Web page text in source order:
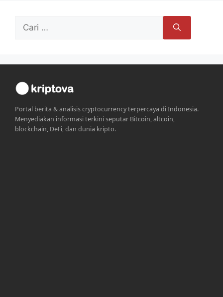
untuk:
Portal berita & analisis cryptocurrency terpercaya di Indonesia.
Menyediakan informasi terkini seputar Bitcoin, altcoin,
blockchain, DeFi, dan dunia kripto.